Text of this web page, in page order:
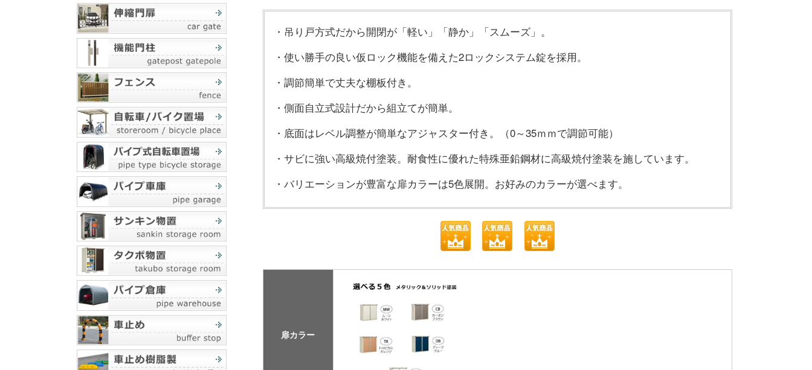
・吊り戸方式だから開閉が「軽い」「静か」「スムーズ」。
・使い勝手の良い仮ロック機能を備えた2ロックシステム錠を採用。
・調節簡単で丈夫な棚板付き。
・側面自立式設計だから組立てが簡単。
・底面はレベル調整が簡単なアジャスター付き。（0～35ｍｍで調節可能）
・サビに強い高級焼付塗装。耐食性に優れた特殊亜鉛鋼材に高級焼付塗装を施しています。
・バリエーションが豊富な扉カラーは5色展開。お好みのカラーが選べます。
扉カラー